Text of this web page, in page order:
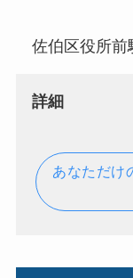
佐伯区役所前
詳細
あなただけ